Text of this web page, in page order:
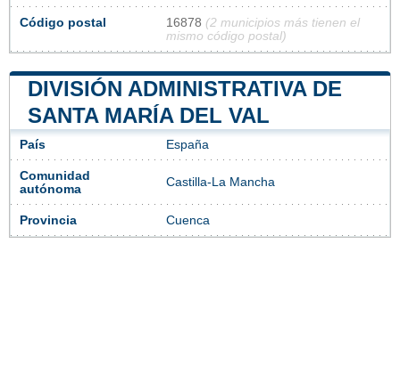
Código postal 16878 (2 municipios más tienen el
mismo código postal)
DIVISIÓN ADMINISTRATIVA DE
SANTA MARÍA DEL VAL
País España
Comunidad
autónoma
Castilla-La Mancha
Provincia Cuenca